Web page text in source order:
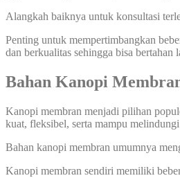
Alangkah baiknya untuk konsultasi
Penting untuk mempertimbangkan
dan berkualitas sehingga bisa
Bahan Kanopi
Kanopi membran menjadi pilihan
kuat, fleksibel, serta mampu
Bahan kanopi membran umumnya
Kanopi membran sendiri memiliki